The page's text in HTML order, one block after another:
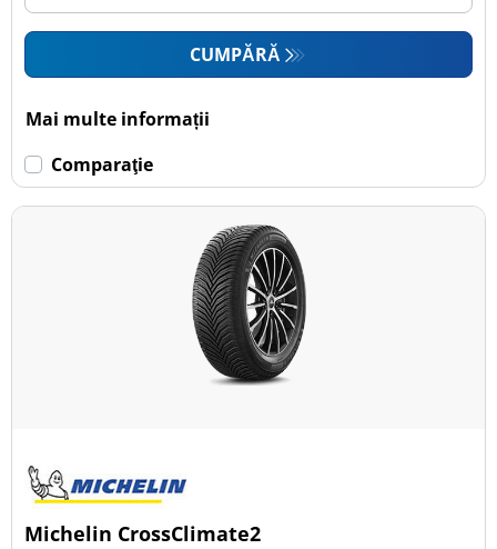
CUMPĂRĂ
Mai multe informații
Comparaţie
Michelin CrossClimate2